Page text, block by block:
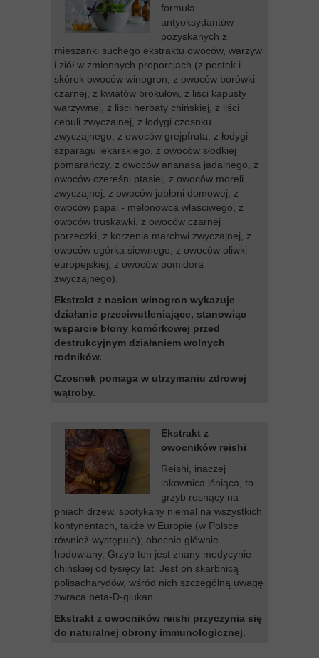
formuła
antyoksydantów
pozyskanych z
mieszanki suchego ekstraktu owoców, warzyw
i ziół w zmiennych proporcjach (z pestek i
skórek owoców winogron, z owoców borówki
czarnej, z kwiatów brokułów, z liści kapusty
warzywnej, z liści herbaty chińskiej, z liści
cebuli zwyczajnej, z łodygi czosnku
zwyczajnego, z owoców grejpfruta, z łodygi
szparagu lekarskiego, z owoców słodkiej
pomarańczy, z owoców ananasa jadalnego, z
owoców czereśni ptasiej, z owoców moreli
zwyczajnej, z owoców jabłoni domowej, z
owoców papai - melonowca właściwego, z
owoców truskawki, z owoców czarnej
porzeczki, z korzenia marchwi zwyczajnej, z
owoców ogórka siewnego, z owoców oliwki
europejskiej, z owoców pomidora
zwyczajnego).
Ekstrakt z nasion winogron wykazuje
działanie przeciwutleniające, stanowiąc
wsparcie błony komórkowej przed
destrukcyjnym działaniem wolnych
rodników.
Czosnek pomaga w utrzymaniu zdrowej
wątroby.
Ekstrakt z
owocników reishi
Reishi, inaczej
lakownica lśniąca, to
grzyb rosnący na
pniach drzew, spotykany niemal na wszystkich
kontynentach, także w Europie (w Polsce
również występuje); obecnie głównie
hodowlany. Grzyb ten jest znany medycynie
chińskiej od tysięcy lat. Jest on skarbnicą
polisacharydów, wśród nich szczególną uwagę
zwraca beta-D-glukan.
Ekstrakt z owocników reishi przyczynia się
do naturalnej obrony immunologicznej.